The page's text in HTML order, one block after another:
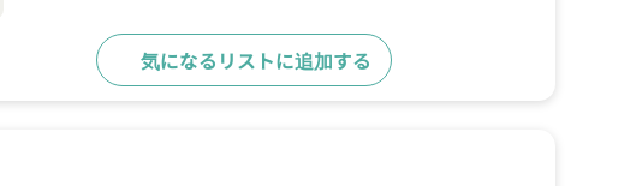
気になるリストに追加する